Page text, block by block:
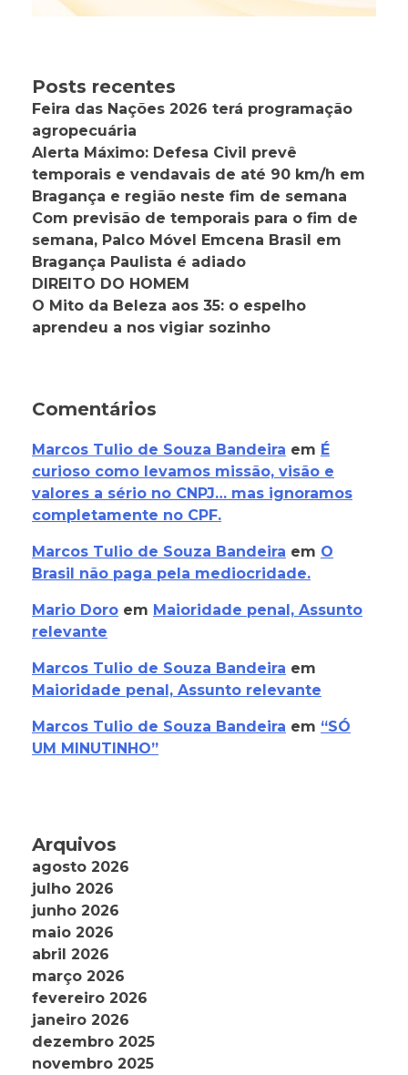
Posts recentes
Feira das Nações 2026 terá programação
agropecuária
Alerta Máximo: Defesa Civil prevê
temporais e vendavais de até 90 km/h em
Bragança e região neste fim de semana
Com previsão de temporais para o fim de
semana, Palco Móvel Emcena Brasil em
Bragança Paulista é adiado
DIREITO DO HOMEM
O Mito da Beleza aos 35: o espelho
aprendeu a nos vigiar sozinho
Comentários
Marcos Tulio de Souza Bandeira em É
curioso como levamos missão, visão e
valores a sério no CNPJ… mas ignoramos
completamente no CPF.
Marcos Tulio de Souza Bandeira em O
Brasil não paga pela mediocridade.
Mario Doro em Maioridade penal, Assunto
relevante
Marcos Tulio de Souza Bandeira em
Maioridade penal, Assunto relevante
Marcos Tulio de Souza Bandeira em “SÓ
UM MINUTINHO”
Arquivos
agosto 2026
julho 2026
junho 2026
maio 2026
abril 2026
março 2026
fevereiro 2026
janeiro 2026
dezembro 2025
novembro 2025